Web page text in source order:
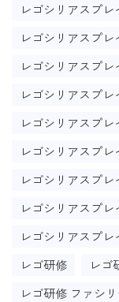
レゴシリアスプレ
レゴシリアスプ
レゴシリアスプレ
レゴシリアスプレ
レゴシリアスプレ
レゴシリアスプレ
レゴシリアスプ
レゴシリアスプレ
レゴシリアスプレ
レゴ研修
レゴ
レゴ研修 ファシ